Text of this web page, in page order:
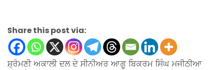
Share this post via:
ਸ਼੍ਰੋਮਣੀ ਅਕਾਲੀ ਦਲ ਦੇ ਸੀਨੀਅਰ ਆਗੂ ਬਿਕਰਮ ਸਿੰਘ ਮਜੀਠੀਆ